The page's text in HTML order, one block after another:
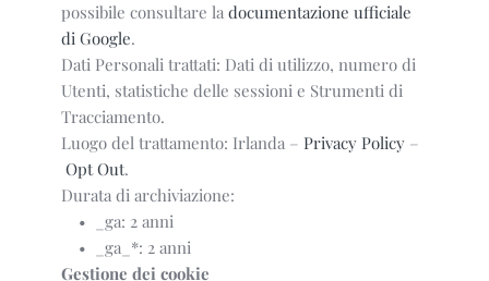
possibile consultare la documentazione ufficiale
di Google.
Dati Personali trattati: Dati di utilizzo, numero di
Utenti, statistiche delle sessioni e Strumenti di
Tracciamento.
Luogo del trattamento: Irlanda – Privacy Policy–
Opt Out.
Durata di archiviazione:
_ga: 2 anni
_ga_*: 2 anni
Gestione dei cookie